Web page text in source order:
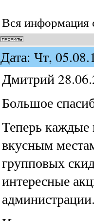
Вся информация
Дата: Чт,
Дмитрий
Большое
Теперь
вкусным
групповых
интересные